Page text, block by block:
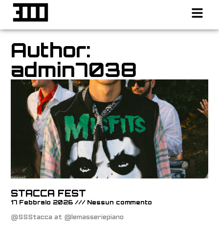
Author:
admin7038
STACCA FEST
17 Febbraio 2026 Nessun commento
@SSStacca at @lemasseriepiano